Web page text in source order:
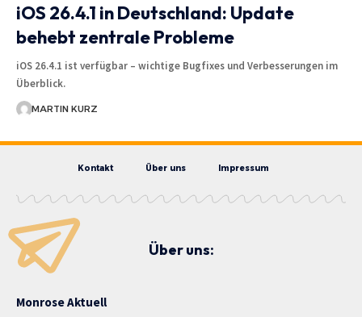
iOS 26.4.1 in Deutschland: Update
behebt zentrale Probleme
iOS 26.4.1 ist verfügbar – wichtige Bugfixes und Verbesserungen im
Überblick.
MARTIN KURZ
Kontakt Über uns Impressum
Über uns:
Monrose Aktuell